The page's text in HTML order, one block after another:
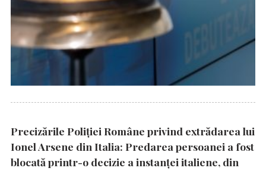
Precizările Poliţiei Române privind extrădarea lui
Ionel Arsene din Italia: Predarea persoanei a fost
blocată printr-o decizie a instanţei italiene, din